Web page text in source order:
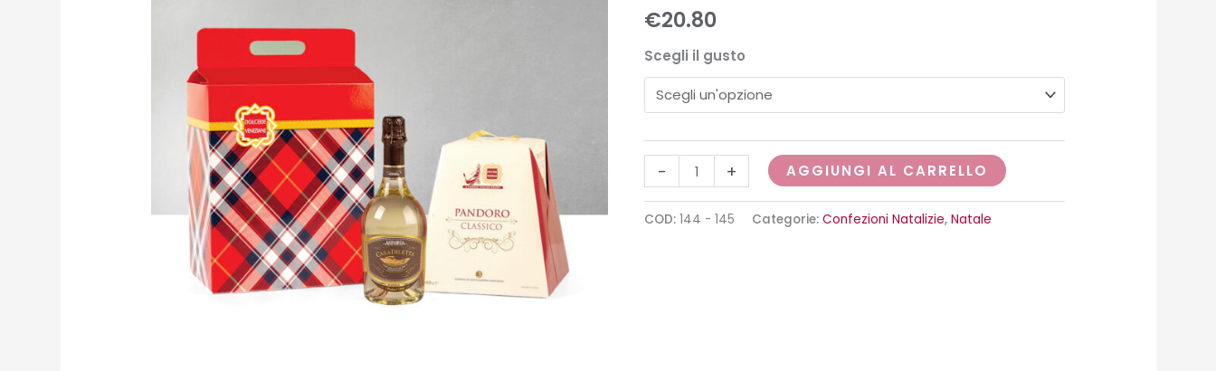
€20.80
Scegli il gusto
-
28
+ AGGIUNGI AL CARRELLO
COD:144 - 145 Categorie:Confezioni Natalizie,Natale